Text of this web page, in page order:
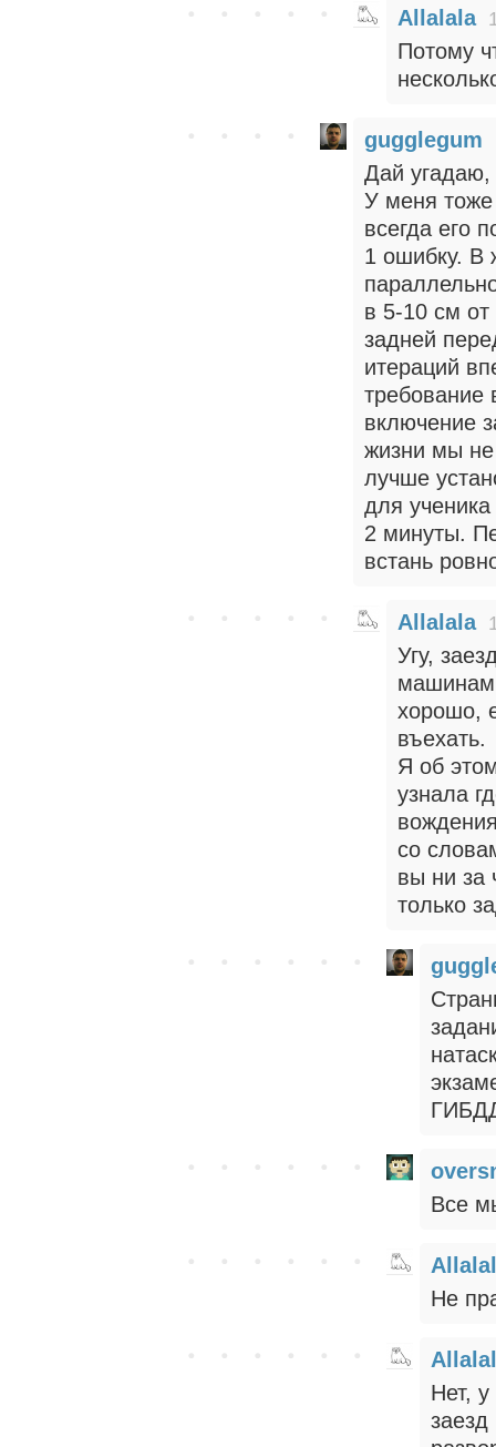
Allalala
Потому
gugglegum
Дай угадаю,
У меня тоже
всегда его
1 ошибку. В
в 5-10 см
задней
итераций
требование
включение
жизни мы
лучше
для
2 минуты.
встань
Allalala
Угу,
хорошо,
въехать.
Я об
узнала
со
вы ни за
только
Все
Не
Нет,
заезд